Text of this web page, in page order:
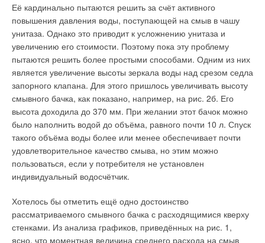
Её кардинально пытаются решить за счёт активного
повышения давления воды, поступающей на смыв в чашу
унитаза. Однако это приводит к усложнению унитаза и
увеличению его стоимости. Поэтому пока эту проблему
пытаются решить более простыми способами. Одним из них
является увеличение высоты зеркала воды над срезом седла
запорного клапана. Для этого пришлось увеличивать высоту
смывного бачка, как показано, например, на рис. 2б. Его
высота доходила до 370 мм. При желании этот бачок можно
было наполнить водой до объёма, равного почти 10 л. Спуск
такого объёма воды более или менее обеспечивает почти
удовлетворительное качество смыва, но этим можно
пользоваться, если у потребителя не установлен
индивидуальный водосчётчик.
Хотелось бы отметить ещё одно достоинство
рассматриваемого смывного бачка с расходящимися кверху
стенками. Из анализа графиков, приведённых на рис. 1,
ясно, что моментная величина среднего расхода на смыв
Уведомления отключены
Комментарии
В этой теме еще нет комментариев
Добавить комментарий
Ваше имя *
Ваш E-mail *